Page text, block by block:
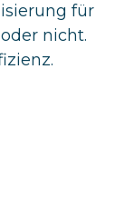
für
nicht.